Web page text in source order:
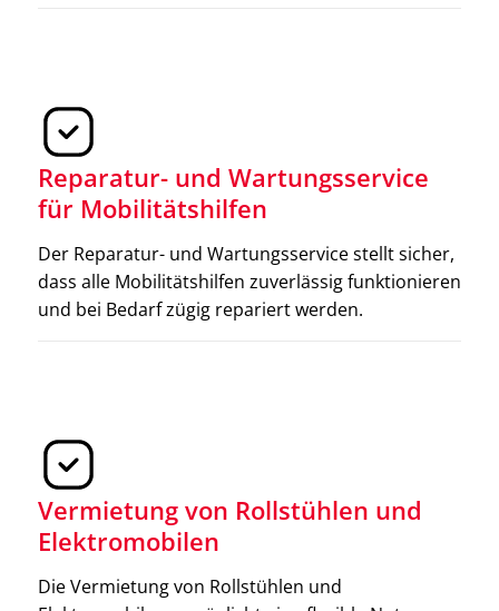
Gehhilfen sind unverzichtbare Hilfsmittel, die
zusätzliche Stabilität beim Gehen bieten. Sie sind in
verschiedenen Modellen erhältlich, um den
unterschiedlichen Bedürfnissen gerecht zu werden.
Reparatur- und Wartungsservice
für Mobilitätshilfen
Der Reparatur- und Wartungsservice stellt sicher,
dass alle Mobilitätshilfen zuverlässig funktionieren
und bei Bedarf zügig repariert werden.
Vermietung von Rollstühlen und
Elektromobilen
Die Vermietung von Rollstühlen und